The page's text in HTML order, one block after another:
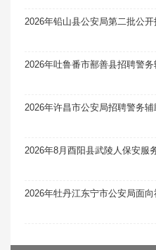
2026年吐鲁番市鄯善县招聘警务